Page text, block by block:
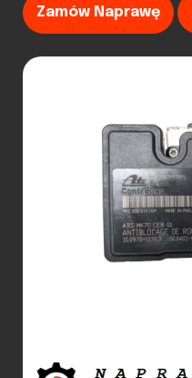
Zamów Naprawę